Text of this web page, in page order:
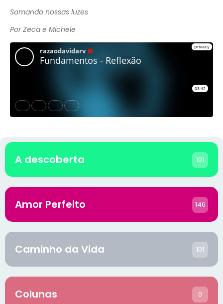
Somando nossas luzes
Por Zeca e Michele
A descoberta 101
Amor Perfeito 146
Caminho da Vida 101
Colunas 0